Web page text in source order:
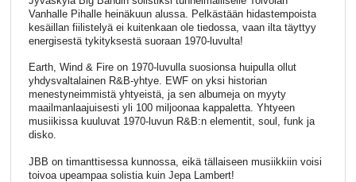
Vanhalle Pihalle heinäkuun alussa. Pelkästään hidastempoista
kesäillan fiilistelyä ei kuitenkaan ole tiedossa, vaan ilta täyttyy
energisestä tykityksestä suoraan 1970-luvulta!
Earth, Wind & Fire on 1970-luvulla suosionsa huipulla ollut
yhdysvaltalainen R&B-yhtye. EWF on yksi historian
menestyneimmistä yhtyeistä, ja sen albumeja on myyty
maailmanlaajuisesti yli 100 miljoonaa kappaletta. Yhtyeen
musiikissa kuuluvat 1970-luvun R&B:n elementit, soul, funk ja
disko.
JBB on timanttisessa kunnossa, eikä tällaiseen musiikkiin voisi
toivoa upeampaa solistia kuin Jepa Lambert!